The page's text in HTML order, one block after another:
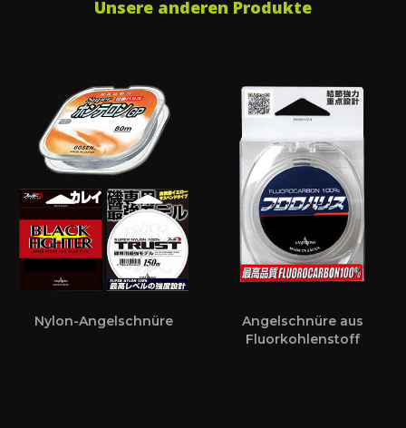
Unsere anderen Produkte
Nylon-Angelschnüre
Angelschnüre aus
Fluorkohlenstoff